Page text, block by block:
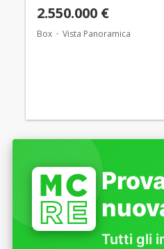
2.550.000 €
Box Vista Panoramica
Tutti gli